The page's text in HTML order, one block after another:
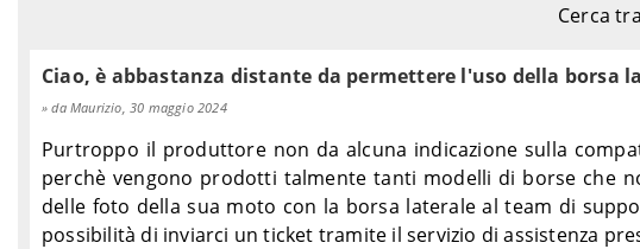
Cerca
Ciao, è abbastanza distante da permettere l'uso della borsa
da Maurizio, 30 maggio 2024
Purtroppo il produttore non da alcuna indicazione sulla
perchè vengono prodotti talmente tanti modelli di borse che
delle foto della sua moto con la borsa laterale al team di
possibilità di inviarci un ticket tramite il servizio di assistenza